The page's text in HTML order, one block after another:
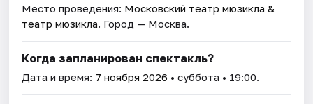
Место проведения: Московский театр мюзикла &
театр мюзикла. Город — Москва.
Когда запланирован спектакль?
Дата и время: 7 ноября 2026 • суббота • 19:00.